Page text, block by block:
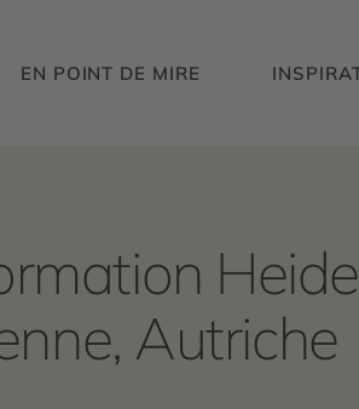
EN POINT DE MIRE
Autriche